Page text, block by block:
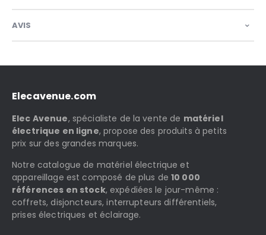
AVIS
Elecavenue.com
Elec Avenue, spécialiste de la vente de matériel
électrique en ligne, propose des produits à petits
prix sur des grandes marques.
Notre catalogue de matériel électrique et
appareillage est composé de plus de10 000
références en stock, expédiées le jour-même :
coffrets, disjoncteurs, interrupteurs différentiels,
prises électriques et éclairage.